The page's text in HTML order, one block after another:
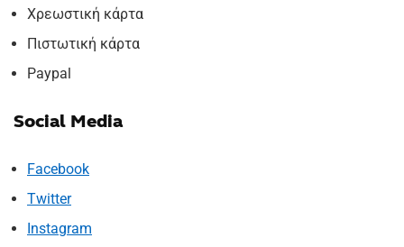
Χρεωστική κάρτα
Πιστωτική κάρτα
Paypal
Social Media
Facebook
Twitter
Instagram